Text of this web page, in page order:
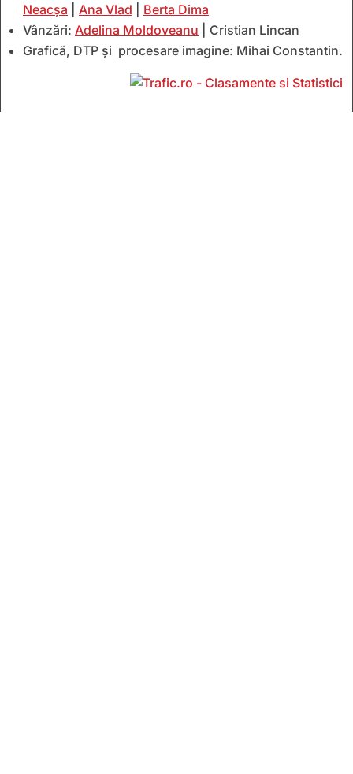
Neacșa Ana Vlad
Berta Dima
Vânzări: Adelina Moldoveanu | Cristian Lincan
Grafică, DTP și procesare imagine: Mihai Constantin.